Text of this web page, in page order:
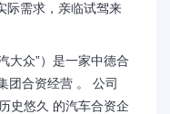
际需求，亲临试驾来
大众”）是一家中德合
团合资经营 。 公司
史悠久 的汽车合资企